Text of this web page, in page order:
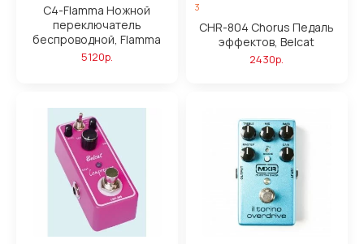
C4-Flamma Ножной
переключатель
беспроводной, Flamma
5120р.
3
CHR-804 Chorus Педаль
эффектов, Belcat
2430р.